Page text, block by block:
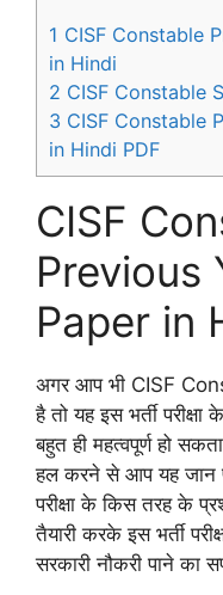
1 CISF Constable
in Hindi
2 CISF Constable
3 CISF Constable
in Hindi PDF
CISF
Previous
Paper in
अगर आप भी CISF
है तो यह इस भर्ती
बहुत ही महत्वपूर्ण हो
हल करने से आप यह जान
परीक्षा के किस तरह के
तैयारी करके इस भर्ती
सरकारी नौकरी पाने का